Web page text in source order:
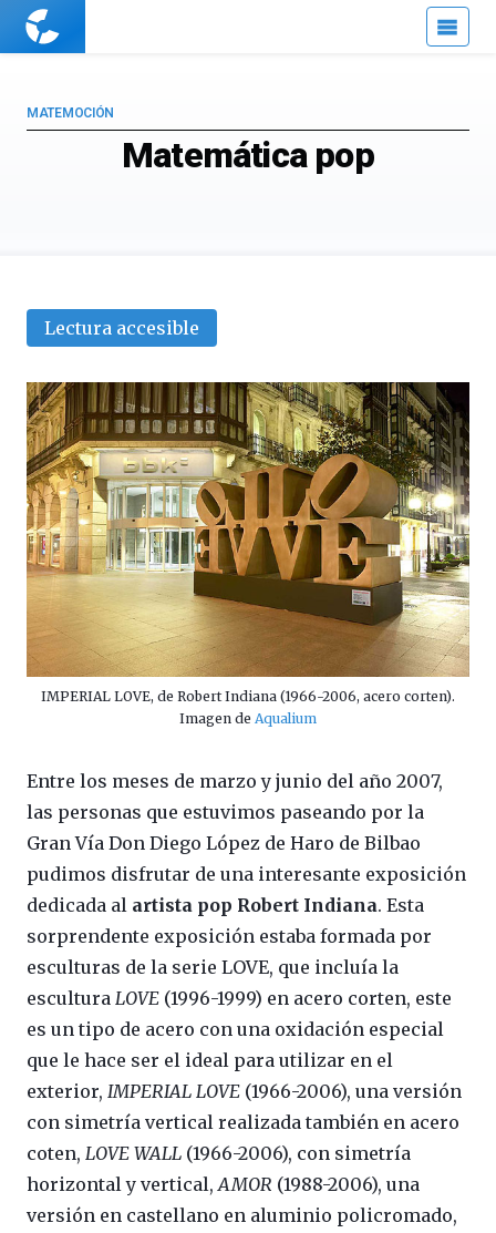
Cuaderno
Matemática pop
MATEMOCIÓN
Lectura accesible
IMPERIAL LOVE, de Robert Indiana (1966-2006, acero corten).
Imagen de Aqualium
Entre los meses de marzo y junio del año 2007,
las personas que estuvimos paseando por la
Gran Vía Don Diego López de Haro de Bilbao
pudimos disfrutar de una interesante exposición
dedicada al artista pop Robert Indiana. Esta
sorprendente exposición estaba formada por
esculturas de la serie LOVE, que incluía la
escultura LOVE (1996-1999) en acero corten, este
es un tipo de acero con una oxidación especial
que le hace ser el ideal para utilizar en el
exterior, IMPERIAL LOVE (1966-2006), una versión
con simetría vertical realizada también en acero
coten, LOVE WALL (1966-2006), con simetría
horizontal y vertical, AMOR (1988-2006), una
versión en castellano en aluminio policromado,